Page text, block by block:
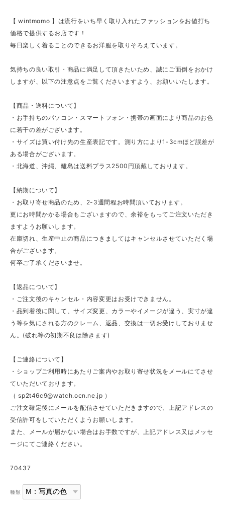
【 wintmomo 】は流行をいち早く取り入れたファッションをお値打ち
価格で提供するお店です！
毎日楽しく着ることのできるお洋服を取りそろえています。
気持ちの良い取引・商品に満足して頂きたいため、誠にご面倒をおかけ
しますが、以下の注意点をご覧くださいますよう、お願いいたします。
【商品・送料について】
・お手持ちのパソコン・スマートフォン・携帯の画面により商品のお色
に若干の差がございます。
・サイズは買い付け先の生産表記です。測り方により1-3cmほど誤差が
ある場合がございます。
・北海道、沖縄、離島は送料プラス2500円頂戴しております。
【納期について】
・お取り寄せ商品のため、2-3週間程お時間頂いております。
更にお時間かかる場合もございますので、余裕をもってご注文いただき
ますようお願いします。
在庫切れ、生産中止の商品につきましてはキャンセルさせていただく場
合がございます。
何卒ご了承くださいませ。
【返品について】
・ご注文後のキャンセル・内容変更はお受けできません。
・品到着後に関して、サイズ変更、カラーやイメージが違う、実寸が違
う等を気にされる方のクレーム、返品、交換は一切お受けしておりませ
ん。(破れ等の初期不良は除きます)
【ご連絡について】
・ショップご利用時にあたりご案内やお取り寄せ状況をメールにてさせ
ていただいております。
（sp2t46c9@watch.ocn.ne.jp ）
ご注文確定後にメールを配信させていただきますので、上記アドレスの
受信許可をしていただくようお願いします。
また、メールが届かない場合はお手数ですが、上記アドレス又はメッセ
ージにてご連絡ください。
70437
種類